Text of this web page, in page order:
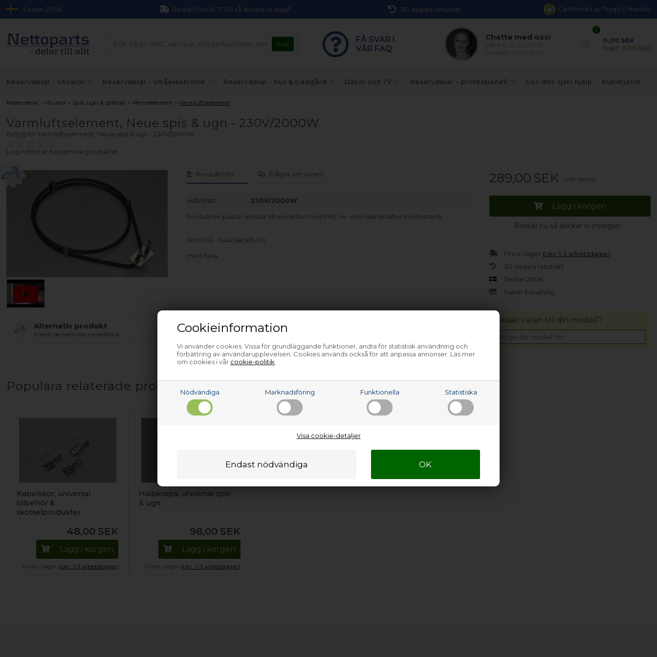
Cookieinformation
Vi använder cookies. Vissa för grundläggande funktioner, andra för statistisk användning och
förbättring av användarupplevelsen. Cookies används också för att anpassa annonser. Läs mer
om cookies i vår cookie-politik
Nödvändiga Marknadsföring Funktionella Statistiska
Visa cookie-detaljer
Sedan 2006 Beställ före kl. 17.00 så skickar vi idag* 30 dagars returrätt Certifierad av Trygg E-handel
FÅ SVAR I
VÅR FAQ
Chatta med oss!
0
0,00 SEK
Frakt: 0,00 SEK
Reservdelar - vitvaror Reservdelar - småelektronik Reservdelar - hus & trädgård Dator och TV Reservdelar - professionell Gör-det-själv hjälp Kundtjänst
Reservdelar - vitvaror » Spis, ugn & spishäll »Värmeelement »Varmluftselement
Varmluftselement, Neue spis & ugn - 230V/2000W
Betyg förVarmluftselement, Neue spis & ugn - 230V/2000W
Log ind for at bedømme produktet
Alternativ produkt
Passar de nämnda modellerna.
Produktinfo Frågor om varan?
Volt/Watt 230V/2000W
Produkten passar endast till modeller med PNC-nr. som räknas efter bindestreck.
SMO1SS - 944064585-00
med flera…
289,00 SEK (inkl. moms)
Lägg i korgen
Beställ nu så skickar vi imorgon
Finns i lager (Lev. 1-3 arbetsdagar)
30 dagars returrätt
Sedan 2006
Säker betalning
Passar varan till din modell?
Populära relaterade produkter
Kabelskor, universal
tillbehör &
skötselprodukter
48,00 SEK
Lägg i korgen
Finns i lager (Lev. 1-3 arbetsdagar)
Hällskrapa, universal spis
& ugn
98,00 SEK
Lägg i korgen
Finns i lager (Lev. 1-3 arbetsdagar)